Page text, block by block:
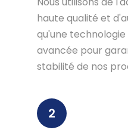
haute qualité et
qu'une
avancée pour
stabilité de nos
2